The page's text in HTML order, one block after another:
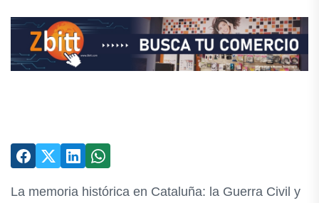
La memoria histórica en Cataluña: la Guerra Civil y